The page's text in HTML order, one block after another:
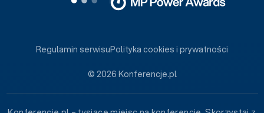
© 2026 Konferencje.pl
Regulamin serwisuPolityka cookies i prywatności